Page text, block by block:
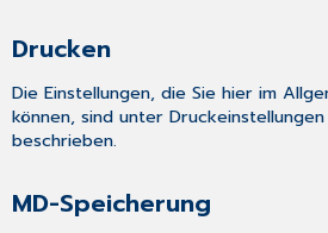
Drucken
Die Einstellungen, die Sie hier im
können, sind unter
beschrieben.
MD-Speicherung